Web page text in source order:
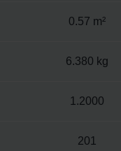
0.57 m²
6.380 kg
1.2000
201